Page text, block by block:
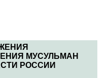
МУСУЛЬМАН
РОССИИ